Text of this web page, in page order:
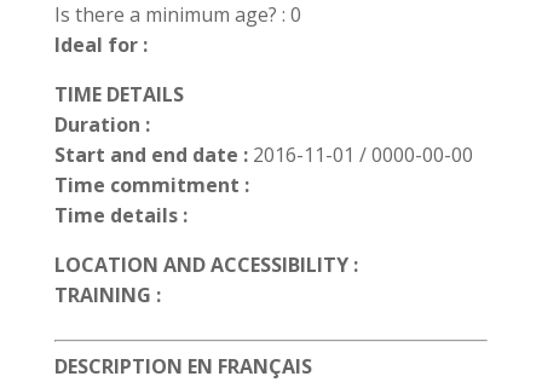
Is there a minimum age? : 0
Ideal for :
TIME DETAILS
Duration :
Start and end date : 2016-11-01 / 0000-00-00
Time commitment :
Time details :
LOCATION AND ACCESSIBILITY :
TRAINING :
DESCRIPTION EN FRANÇAIS